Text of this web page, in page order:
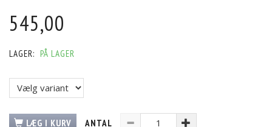
545,00
LAGER: PÅ LAGER
LÆG I KURV ANTAL